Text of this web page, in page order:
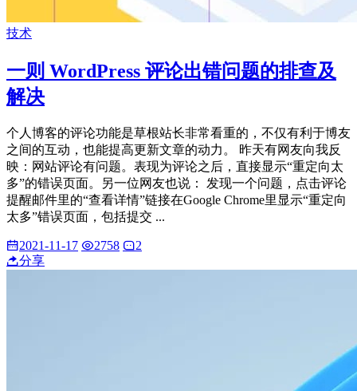
技术
一则 WordPress 评论出错问题的排查及
解决
个人博客的评论功能是草根站长非常看重的，不仅有利于博友
之间的互动，也能提高更新文章的动力。 昨天有网友向我反
映：网站评论有问题。表现为评论之后，直接显示“重定向太
多”的错误页面。另一位网友也说： 发现一个问题，点击评论
提醒邮件里的“查看详情”链接在Google Chrome里显示“重定向
太多”错误页面，包括提交 ...
2021-11-17 2758
2
分享